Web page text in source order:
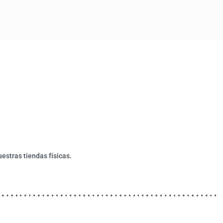
tiendas físicas.